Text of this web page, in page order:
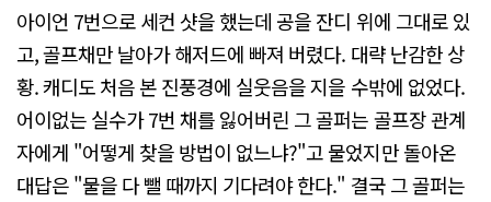
아이언 7번으로 세컨 샷을 했는데 공을 잔디 위에 그대로 있
고, 골프채만 날아가 해저드에 빠져 버렸다. 대략 난감한 상
황. 캐디도 처음 본 진풍경에 실웃음을 지을 수밖에 없었다.
어이없는 실수가 7번 채를 잃어버린 그 골퍼는 골프장 관계
자에게 "어떻게 찾을 방법이 없느냐?"고 물었지만 돌아온
대답은 "물을 다 뺄 때까지 기다려야 한다." 결국 그 골퍼는